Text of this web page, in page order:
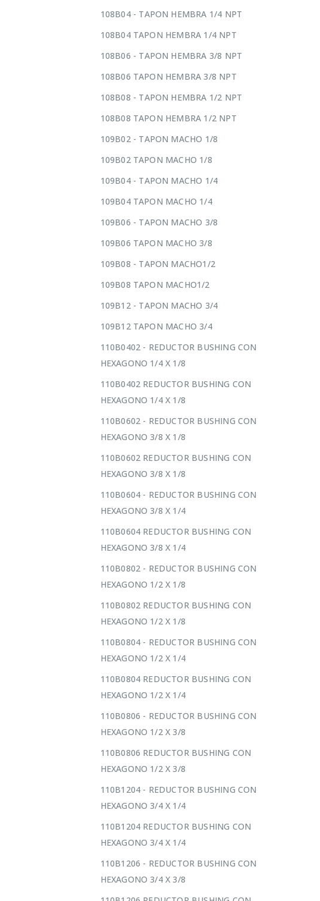
108B04 - TAPON HEMBRA 1/4 NPT
108B04 TAPON HEMBRA 1/4 NPT
108B06 - TAPON HEMBRA 3/8 NPT
108B06 TAPON HEMBRA 3/8 NPT
108B08 - TAPON HEMBRA 1/2 NPT
108B08 TAPON HEMBRA 1/2 NPT
109B02 - TAPON MACHO 1/8
109B02 TAPON MACHO 1/8
109B04 - TAPON MACHO 1/4
109B04 TAPON MACHO 1/4
109B06 - TAPON MACHO 3/8
109B06 TAPON MACHO 3/8
109B08 - TAPON MACHO1/2
109B08 TAPON MACHO1/2
109B12 - TAPON MACHO 3/4
109B12 TAPON MACHO 3/4
110B0402 - REDUCTOR BUSHING CON
HEXAGONO 1/4 X 1/8
110B0402 REDUCTOR BUSHING CON
HEXAGONO 1/4 X 1/8
110B0602 - REDUCTOR BUSHING CON
HEXAGONO 3/8 X 1/8
110B0602 REDUCTOR BUSHING CON
HEXAGONO 3/8 X 1/8
110B0604 - REDUCTOR BUSHING CON
HEXAGONO 3/8 X 1/4
110B0604 REDUCTOR BUSHING CON
HEXAGONO 3/8 X 1/4
110B0802 - REDUCTOR BUSHING CON
HEXAGONO 1/2 X 1/8
110B0802 REDUCTOR BUSHING CON
HEXAGONO 1/2 X 1/8
110B0804 - REDUCTOR BUSHING CON
HEXAGONO 1/2 X 1/4
110B0804 REDUCTOR BUSHING CON
HEXAGONO 1/2 X 1/4
110B0806 - REDUCTOR BUSHING CON
HEXAGONO 1/2 X 3/8
110B0806 REDUCTOR BUSHING CON
HEXAGONO 1/2 X 3/8
110B1204 - REDUCTOR BUSHING CON
HEXAGONO 3/4 X 1/4
110B1204 REDUCTOR BUSHING CON
HEXAGONO 3/4 X 1/4
110B1206 - REDUCTOR BUSHING CON
HEXAGONO 3/4 X 3/8